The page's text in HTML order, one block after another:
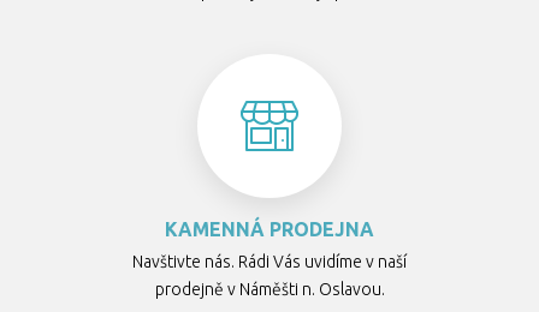
KAMENNÁ PRODEJNA
Navštivte nás. Rádi Vás uvidíme v naší
prodejně v Náměšti n. Oslavou.